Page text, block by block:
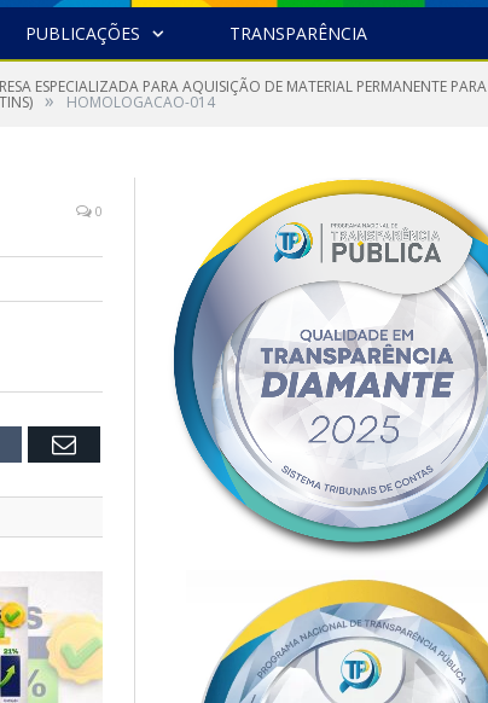
PUBLICAÇÕES TRANSPARÊNCIA
ESPECIALIZADA PARA AQUISIÇÃO DE MATERIAL PERMANENTE PARA
» HOMOLOGACAO-014
0
Email